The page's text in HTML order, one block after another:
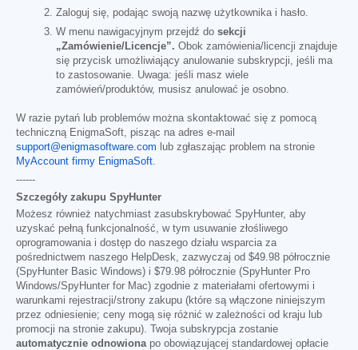
Zaloguj się, podając swoją nazwę użytkownika i hasło.
W menu nawigacyjnym przejdź do sekcji
„Zamówienie/Licencje”. Obok zamówienia/licencji znajduje
się przycisk umożliwiający anulowanie subskrypcji, jeśli ma
to zastosowanie. Uwaga: jeśli masz wiele
zamówień/produktów, musisz anulować je osobno.
W razie pytań lub problemów można skontaktować się z pomocą
techniczną EnigmaSoft, pisząc na adres e-mail
support@enigmasoftware.com lub zgłaszając problem na stronie
MyAccount firmy EnigmaSoft.
------
Szczegóły zakupu SpyHunter
Możesz również natychmiast zasubskrybować SpyHunter, aby
uzyskać pełną funkcjonalność, w tym usuwanie złośliwego
oprogramowania i dostęp do naszego działu wsparcia za
pośrednictwem naszego HelpDesk, zazwyczaj od $49.98 półrocznie
(SpyHunter Basic Windows) i $79.98 półrocznie (SpyHunter Pro
Windows/SpyHunter for Mac) zgodnie z materiałami ofertowymi i
warunkami rejestracji/strony zakupu (które są włączone niniejszym
przez odniesienie; ceny mogą się różnić w zależności od kraju lub
promocji na stronie zakupu). Twoja subskrypcja zostanie
automatycznie odnowionapo obowiązującej standardowej opłacie